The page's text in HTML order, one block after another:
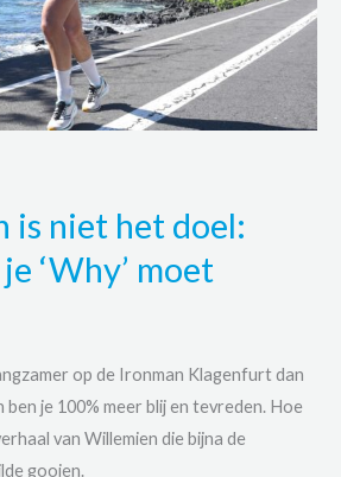
is niet het doel:
‘Why’ moet
op de Ironman Klagenfurt dan
je 100% meer blij en tevreden. Hoe
van Willemien die bijna de
gooien.